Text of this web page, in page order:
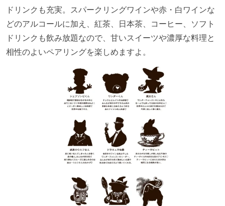
ドリンクも充実。スパークリングワインや赤・白ワインな
どのアルコールに加え、紅茶、日本茶、コーヒー、ソフト
ドリンクも飲み放題なので、甘いスイーツや濃厚な料理と
相性のよいペアリングを楽しめますよ。